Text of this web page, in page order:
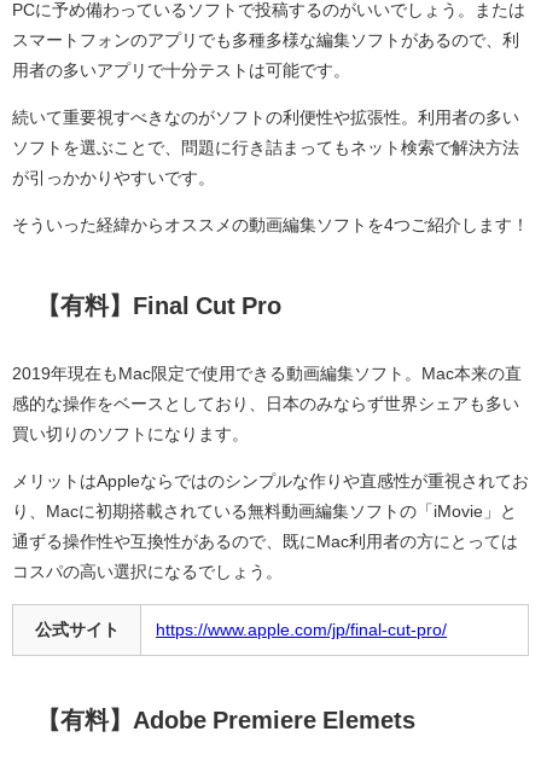
PCに予め備わっているソフトで投稿するのがいいでしょう。または
スマートフォンのアプリでも多種多様な編集ソフトがあるので、利
用者の多いアプリで十分テストは可能です。
続いて重要視すべきなのがソフトの利便性や拡張性。利用者の多い
ソフトを選ぶことで、問題に行き詰まってもネット検索で解決方法
が引っかかりやすいです。
そういった経緯からオススメの動画編集ソフトを4つご紹介します！
【有料】Final Cut Pro
2019年現在もMac限定で使用できる動画編集ソフト。Mac本来の直
感的な操作をベースとしており、日本のみならず世界シェアも多い
買い切りのソフトになります。
メリットはAppleならではのシンプルな作りや直感性が重視されてお
り、Macに初期搭載されている無料動画編集ソフトの「iMovie」と
通ずる操作性や互換性があるので、既にMac利用者の方にとっては
コスパの高い選択になるでしょう。
公式サイト https://www.apple.com/jp/final-cut-pro/
【有料】Adobe Premiere Elemets